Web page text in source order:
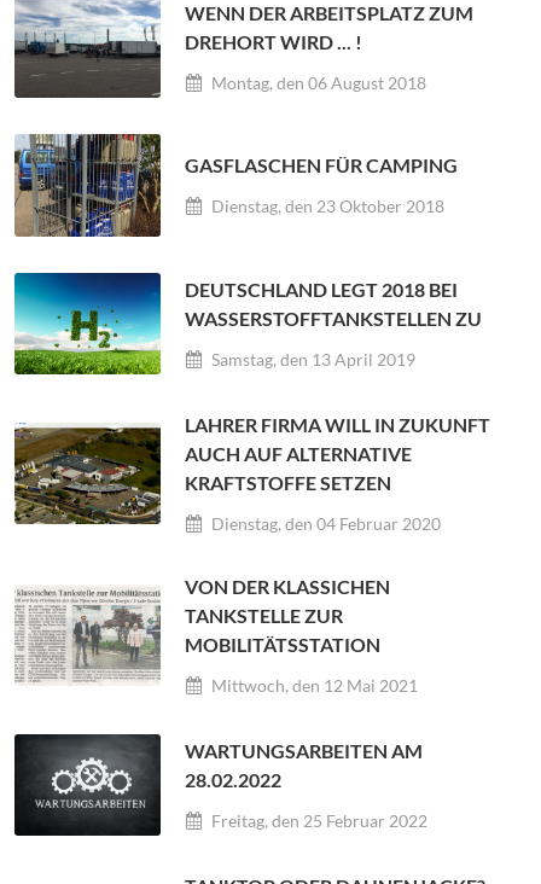
WENN DER ARBEITSPLATZ ZUM
DREHORT WIRD ... !
Montag, den 06 August 2018
GASFLASCHEN FÜR CAMPING
Dienstag, den 23 Oktober 2018
DEUTSCHLAND LEGT 2018 BEI
WASSERSTOFFTANKSTELLEN ZU
Samstag, den 13 April 2019
LAHRER FIRMA WILL IN ZUKUNFT
AUCH AUF ALTERNATIVE
KRAFTSTOFFE SETZEN
Dienstag, den 04 Februar 2020
VON DER KLASSICHEN
TANKSTELLE ZUR
MOBILITÄTSSTATION
Mittwoch, den 12 Mai 2021
WARTUNGSARBEITEN AM
28.02.2022
Freitag, den 25 Februar 2022